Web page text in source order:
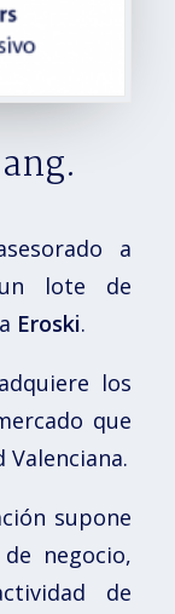
a
lote de
Eroski.
los
que
supone
negocio,
de